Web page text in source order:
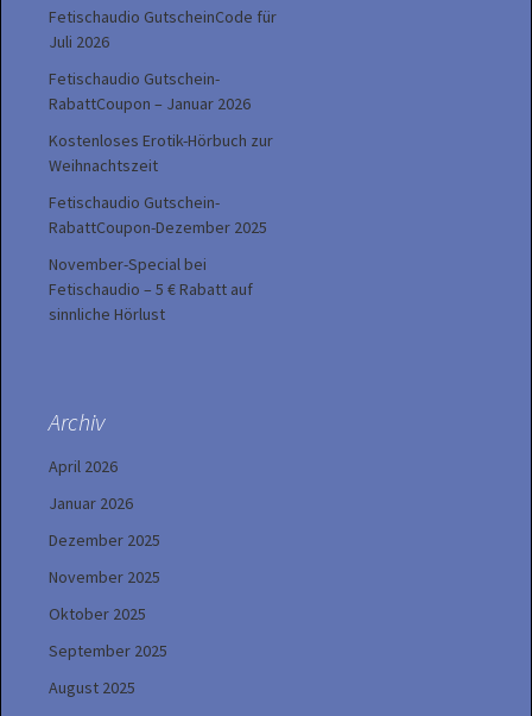
Fetischaudio GutscheinCode für
Juli 2026
Fetischaudio Gutschein-
RabattCoupon – Januar 2026
Kostenloses Erotik-Hörbuch zur
Weihnachtszeit
Fetischaudio Gutschein-
RabattCoupon-Dezember 2025
November-Special bei
Fetischaudio – 5 € Rabatt auf
sinnliche Hörlust
Archiv
April 2026
Januar 2026
Dezember 2025
November 2025
Oktober 2025
September 2025
August 2025